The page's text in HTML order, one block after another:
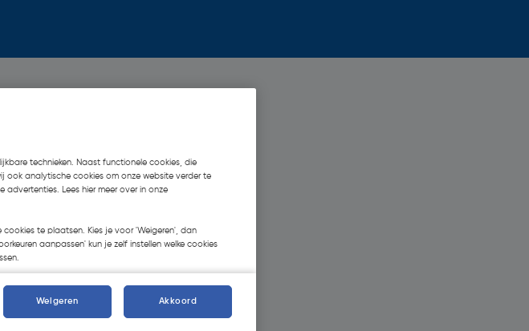
technieken. Naast functionele cookies, die
ook analytische cookies om onze website verder te
advertenties. Lees hier meer over in onze
te plaatsen. Kies je voor 'Weigeren', dan
aanpassen' kun je zelf instellen welke cookies
Weigeren Akkoord